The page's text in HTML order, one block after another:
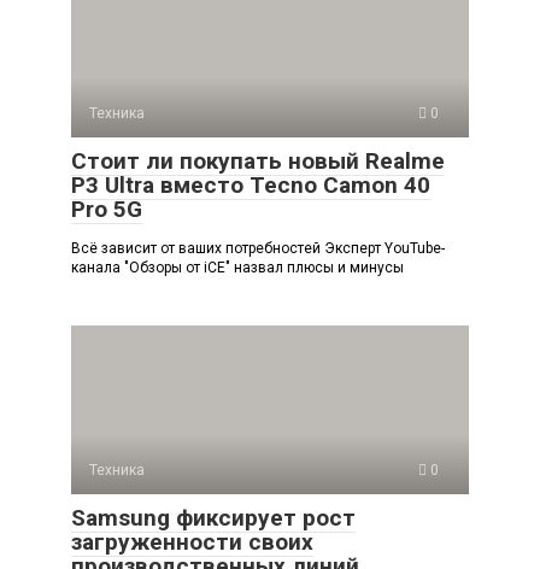
Техника 0
Стоит ли покупать новый Realme
P3 Ultra вместо Tecno Camon 40
Pro 5G
Всё зависит от ваших потребностей Эксперт YouTube-
канала "Обзоры от iCE" назвал плюсы и минусы
Техника 0
Samsung фиксирует рост
загруженности своих